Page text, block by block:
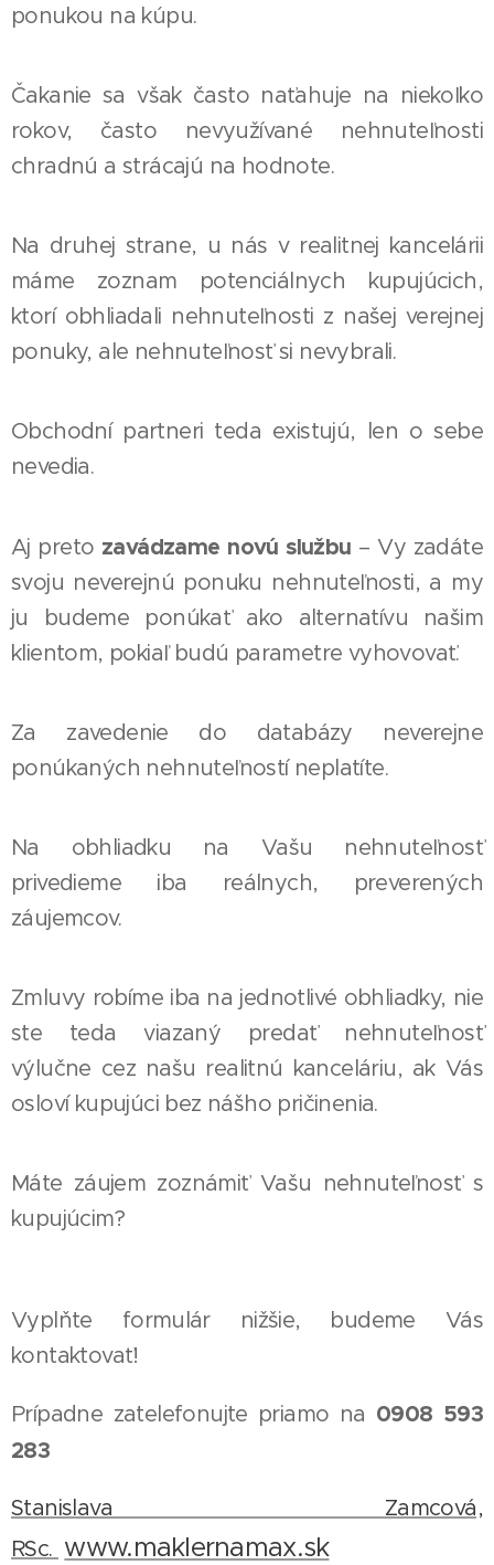
ponukou na kúpu.
Čakanie sa však často naťahuje na niekoľko
rokov, často nevyužívané nehnuteľnosti
chradnú a strácajú na hodnote.
Na druhej strane, u nás v realitnej kancelárii
máme zoznam potenciálnych kupujúcich,
ktorí obhliadali nehnuteľnosti z našej verejnej
ponuky, ale nehnuteľnosť si nevybrali.
Obchodní partneri teda existujú, len o sebe
nevedia.
Aj preto zavádzame novú službu – Vy zadáte
svoju neverejnú ponuku nehnuteľnosti, a my
ju budeme ponúkať ako alternatívu našim
klientom, pokiaľ budú parametre vyhovovať.
Za zavedenie do databázy neverejne
ponúkaných nehnuteľností neplatíte.
Na obhliadku na Vašu nehnuteľnosť
privedieme iba reálnych, preverených
záujemcov.
Zmluvy robíme iba na jednotlivé obhliadky, nie
ste teda viazaný predať nehnuteľnosť
výlučne cez našu realitnú kanceláriu, ak Vás
osloví kupujúci bez nášho pričinenia.
Máte záujem zoznámiť Vašu nehnuteľnosť s
kupujúcim?
Vyplňte formulár nižšie, budeme Vás
kontaktovať!
Prípadne zatelefonujte priamo na 0908 593
283
Stanislava Zamcová,
RSc. www.maklernamax.sk